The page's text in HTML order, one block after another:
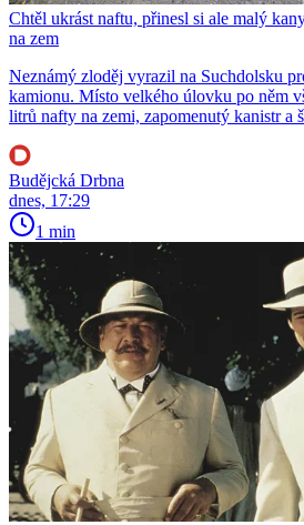
Chtěl ukrást naftu, přinesl si ale malý
na zem
Neznámý zloděj vyrazil na Suchdolsku
kamionu. Místo velkého úlovku po něm
litrů nafty na zemi, zapomenutý kanistr a
Budějcká Drbna
dnes, 17:29
1 min